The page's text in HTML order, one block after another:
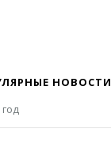
НОВОСТИ
год